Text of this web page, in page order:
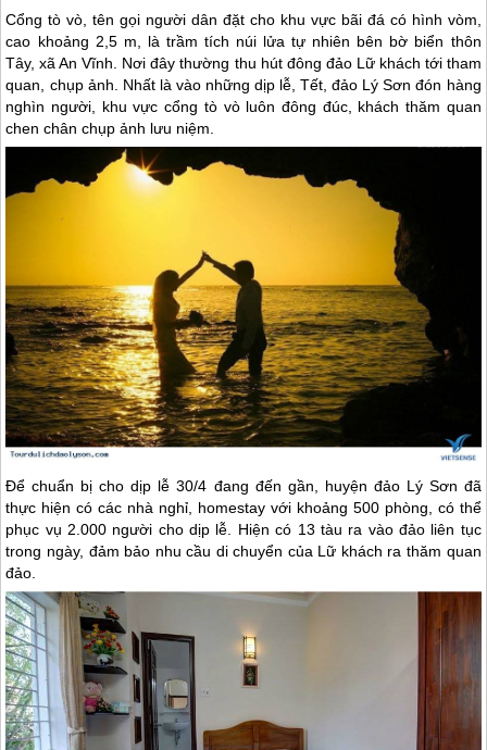
Cổng tò vò, tên gọi người dân đặt cho khu vực bãi đá có hình vòm,
cao khoảng 2,5 m, là trầm tích núi lửa tự nhiên bên bờ biển thôn
Tây, xã An Vĩnh. Nơi đây thường thu hút đông đảo Lữ khách tới tham
quan, chụp ảnh. Nhất là vào những dịp lễ, Tết,đảo Lý Sơn đón hàng
nghìn người, khu vực cổng tò vò luôn đông đúc, khách thăm quan
chen chân chụp ảnh lưu niệm.
Để chuẩn bị cho dịp lễ 30/4 đang đến gần, huyện đảo Lý Sơn đã
thực hiện có các nhà nghỉ, homestay với khoảng 500 phòng, có thể
phục vụ 2.000 người cho dịp lễ. Hiện có 13 tàu ra vào đảo liên tục
trong ngày, đảm bảo nhu cầu di chuyển của Lữ khách ra thăm quan
đảo.